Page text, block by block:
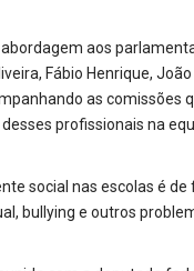
aos
Fábio Henrique, João
as comissões
profissionais na
social nas escolas é
bullying e outros